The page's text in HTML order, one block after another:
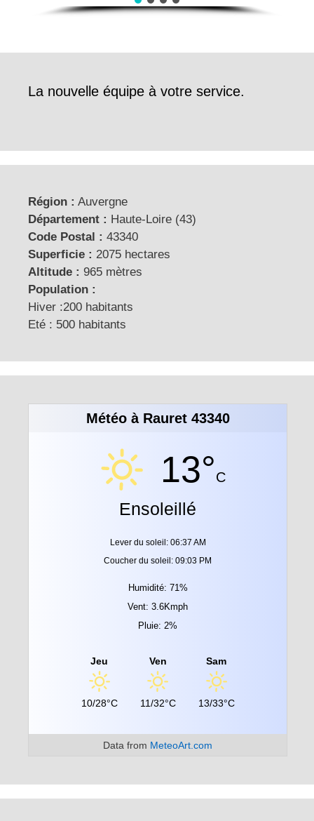
La nouvelle équipe à votre service.
Région : Auvergne
Département : Haute-Loire (43)
Code Postal : 43340
Superficie : 2075 hectares
Altitude : 965 mètres
Population :
Hiver :200 habitants
Eté : 500 habitants
Météo à Rauret 43340
13°C
Ensoleillé
Lever du soleil: 06:37 AM
Coucher du soleil: 09:03 PM
Humidité: 71%
Vent: 3.6Kmph
Pluie: 2%
Jeu
10/28°C
Ven
11/32°C
Sam
13/33°C
Data from MeteoArt.com